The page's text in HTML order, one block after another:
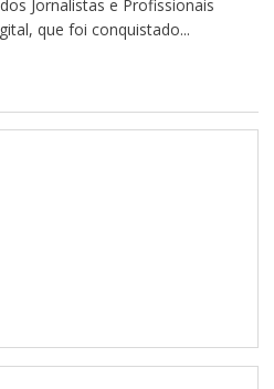
Jornalistas e Profissionais
que foi conquistado...